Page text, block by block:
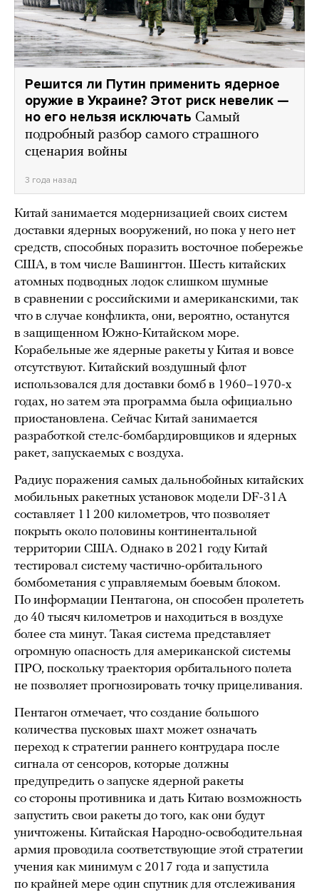
Решится ли Путин применить ядерное
оружие в Украине? Этот риск невелик —
но его нельзя исключать Самый
подробный разбор самого страшного
сценария войны
3 года назад
Китай занимается модернизацией своих систем
доставки ядерных вооружений, но пока у него нет
средств, способных поразить восточное побережье
США, в том числе Вашингтон. Шесть китайских
атомных подводных лодок слишком шумные
в сравнении с российскими и американскими, так
что в случае конфликта, они, вероятно, останутся
в защищенном Южно-Китайском море.
Корабельные же ядерные ракеты у Китая и вовсе
отсутствуют. Китайский воздушный флот
использовался для доставки бомб в 1960–1970-х
годах, но затем эта программа была официально
приостановлена. Сейчас Китай занимается
разработкой стелс-бомбардировщиков и ядерных
ракет, запускаемых с воздуха.
Радиус поражения самых дальнобойных китайских
мобильных ракетных установок модели DF-31A
составляет 11 200 километров, что позволяет
покрыть около половины континентальной
территории США. Однако в 2021 году Китай
тестировал систему частично-орбитального
бомбометания с управляемым боевым блоком.
По информации Пентагона, он способен пролететь
до 40 тысяч километров и находиться в воздухе
более ста минут. Такая система представляет
огромную опасность для американской системы
ПРО, поскольку траектория орбитального полета
не позволяет прогнозировать точку прицеливания.
Пентагон отмечает, что создание большого
количества пусковых шахт может означать
переход к стратегии раннего контрудара после
сигнала от сенсоров, которые должны
предупредить о запуске ядерной ракеты
со стороны противника и дать Китаю возможность
запустить свои ракеты до того, как они будут
уничтожены. Китайская Народно-освободительная
армия проводила соответствующие этой стратегии
учения как минимум с 2017 года и запустила
по крайней мере один спутник для отслеживания